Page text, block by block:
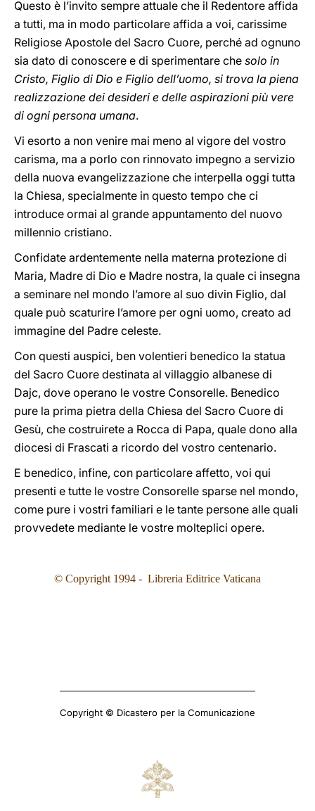
Questo è l’invito sempre attuale che il Redentore affida
a tutti, ma in modo particolare affida a voi, carissime
Religiose Apostole del Sacro Cuore, perché ad ognuno
sia dato di conoscere e di sperimentare che solo in
Cristo, Figlio di Dio e Figlio dell’uomo, si trova la piena
realizzazione dei desideri e delle aspirazioni più vere
di ogni persona umana.
Vi esorto a non venire mai meno al vigore del vostro
carisma, ma a porlo con rinnovato impegno a servizio
della nuova evangelizzazione che interpella oggi tutta
la Chiesa, specialmente in questo tempo che ci
introduce ormai al grande appuntamento del nuovo
millennio cristiano.
Confidate ardentemente nella materna protezione di
Maria, Madre di Dio e Madre nostra, la quale ci insegna
a seminare nel mondo l’amore al suo divin Figlio, dal
quale può scaturire l’amore per ogni uomo, creato ad
immagine del Padre celeste.
Con questi auspici, ben volentieri benedico la statua
del Sacro Cuore destinata al villaggio albanese di
Dajc, dove operano le vostre Consorelle. Benedico
pure la prima pietra della Chiesa del Sacro Cuore di
Gesù, che costruirete a Rocca di Papa, quale dono alla
diocesi di Frascati a ricordo del vostro centenario.
E benedico, infine, con particolare affetto, voi qui
presenti e tutte le vostre Consorelle sparse nel mondo,
come pure i vostri familiari e le tante persone alle quali
provvedete mediante le vostre molteplici opere.
© Copyright 1994 - Libreria Editrice Vaticana
Copyright © Dicastero per la Comunicazione